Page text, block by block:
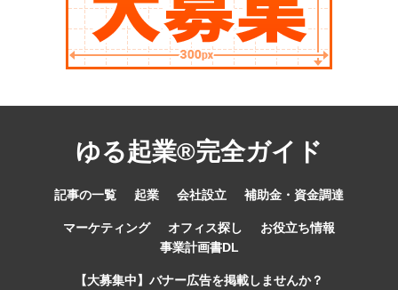
ゆる起業®完全ガイド
記事の一覧 起業 会社設立 補助金・資金調達
マーケティング オフィス探し
お役立ち情報
事業計画書DL
【大募集中】バナー広告を掲載しませんか？